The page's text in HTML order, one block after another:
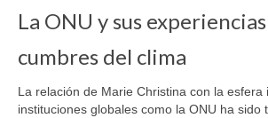
La ONU y sus
cumbres del clima
La relación de Marie Christina con la esfera
instituciones globales como la ONU ha sido